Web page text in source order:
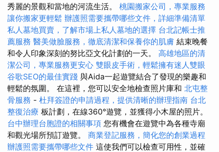
秀麗的景觀和當地的河流生活。 桃園搬家公司，專業服務
讓你搬家更輕鬆 辦護照需要攜帶哪些文件，詳細準備清單
私人墓地買賣，了解市場上私人墓地的選擇 台北記帳士推
薦服務 醫美做臉服務，徹底清潔和保養你的肌膚 結束晚餐
和令人印象深刻的努比亞文化計劃的一天。 高雄地區的清
潔公司，專業服務更安心 雙眼皮手術，輕鬆擁有迷人雙眼
谷歌SEO的最佳實踐 與Aida一起遊覽結合了發現的樂趣和
輕鬆的氛圍。 在這裡，您可以安全地檢查照片庫和 北屯整
骨服務 - 杜拜簽證的申請過程，提供清晰的辦理指南 台北
整復治療 板計劃，在線360°遊覽，並獲得小木屋的照片。
台中辦理台胞證的相關事項 您有機會在遊覽中為各種寺廟
和觀光場所預訂遊覽。 商業登記服務，簡化您的創業過程
辦護照需要攜帶哪些文件 這使我們可以檢查可用性，並確